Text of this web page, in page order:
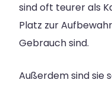
sind oft teurer als
Platz zur
Gebrauch sind.
Außerdem sind sie